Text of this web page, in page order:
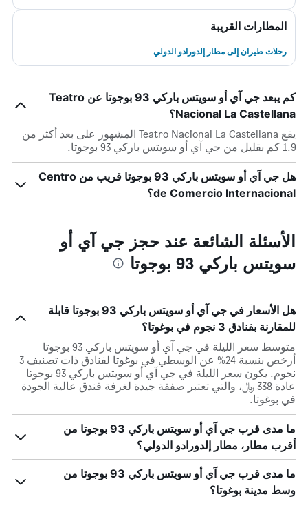
المطارات القريبة
رحلات طيران إلى مطار إلدورادو الدولي
كم يبعد جي آي أو سويتس باركي 93 بوجوتا عن Teatro
Nacional La Castellana؟
يقع Teatro Nacional La Castellana المشهور على بعد أكثر من
1.9 كم بقليل من جي آي أو سويتس باركي 93 بوجوتا.
هل جي آي أو سويتس باركي 93 بوجوتا قريب من Centro
de Comercio Internacional؟
الأسئلة الشائعة عند حجز جي آي أو
سويتس باركي 93 بوجوتا
هل الأسعار في جي آي أو سويتس باركي 93 بوجوتا قابلة
للمقارنة بفنادق 3 نجوم في بوغوتا؟
متوسط سعر الليلة في جي آي أو سويتس باركي 93 بوجوتا
أرخص بنسبة 24% عن الوسطي في بوغوتا لفنادق ذات تصنيف 3
نجوم. يكون سعر الليلة في جي آي أو سويتس باركي 93 بوجوتا
عادة 338 ﷼، والتي تعتبر صفقة جيدة لغرفة فندق عالية الجودة
في بوغوتا.
ما مدى قرب جي آي أو سويتس باركي 93 بوجوتا من
أقرب مطار، مطار إلدورادو الدولي؟
ما مدى قرب جي آي أو سويتس باركي 93 بوجوتا من
وسط مدينة بوغوتا؟